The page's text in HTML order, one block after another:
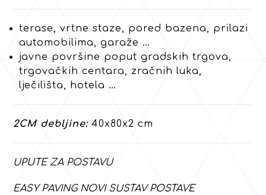
terase, vrtne staze, pored bazena, prilazi
automobilima, garaže …
javne površine poput gradskih trgova,
trgovačkih centara, zračnih luka,
lječilišta, hotela …
2CM debljine: 40x80x2 cm
UPUTE ZA POSTAVU
EASY PAVING NOVI SUSTAV POSTAVE